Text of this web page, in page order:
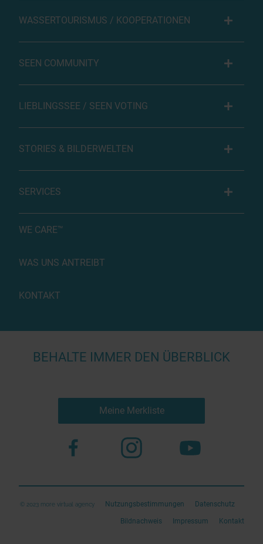
WASSERTOURISMUS / KOOPERATIONEN
SEEN COMMUNITY
LIEBLINGSSEE / SEEN VOTING
STORIES & BILDERWELTEN
SERVICES
WE CARE™
WAS UNS ANTREIBT
KONTAKT
BEHALTE IMMER DEN ÜBERBLICK
Meine Merkliste
© 2023 more virtual agency Nutzungsbestimmungen Datenschutz
Bildnachweis Impressum Kontakt